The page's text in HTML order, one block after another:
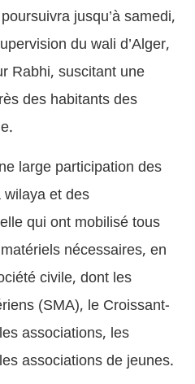
jusqu’à samedi,
du wali d’Alger,
Rabhi, suscitant une
des habitants des
large participation des
et des
qui ont mobilisé tous
nécessaires, en
civile, dont les
(SMA), le Croissant-
associations, les
associations de jeunes.